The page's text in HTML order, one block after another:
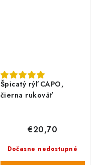
Špicatý rýľ CAPO,
čierna rukoväť
Dočasne nedostupné
€20,70